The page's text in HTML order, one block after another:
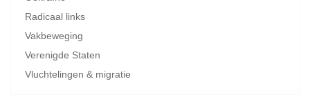
Radicaal links
Vakbeweging
Verenigde Staten
Vluchtelingen & migratie